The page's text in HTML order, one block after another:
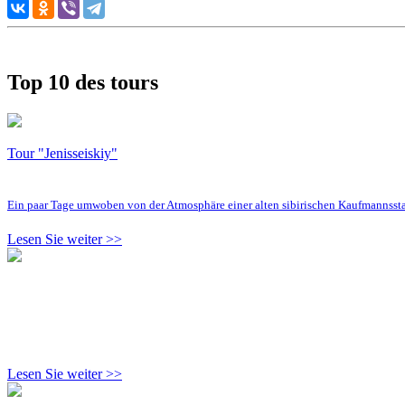
Top 10 des tours
Tour "Jenisseiskiy"
Ein paar Tage umwoben von der Atmosphäre einer alten sibirischen
Lesen Sie weiter >>
Lesen Sie weiter >>